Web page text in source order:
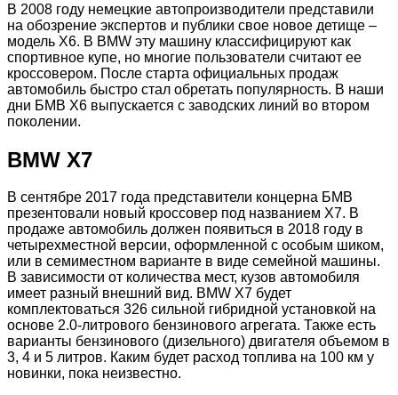
В 2008 году немецкие автопроизводители представили
на обозрение экспертов и публики свое новое детище –
модель X6. В BMW эту машину классифицируют как
спортивное купе, но многие пользователи считают ее
кроссовером. После старта официальных продаж
автомобиль быстро стал обретать популярность. В наши
дни БМВ Х6 выпускается с заводских линий во втором
поколении.
BMW X7
В сентябре 2017 года представители концерна БМВ
презентовали новый кроссовер под названием Х7. В
продаже автомобиль должен появиться в 2018 году в
четырехместной версии, оформленной с особым шиком,
или в семиместном варианте в виде семейной машины.
В зависимости от количества мест, кузов автомобиля
имеет разный внешний вид. BMW X7 будет
комплектоваться 326 сильной гибридной установкой на
основе 2.0-литрового бензинового агрегата. Также есть
варианты бензинового (дизельного) двигателя объемом в
3, 4 и 5 литров. Каким будет расход топлива на 100 км у
новинки, пока неизвестно.